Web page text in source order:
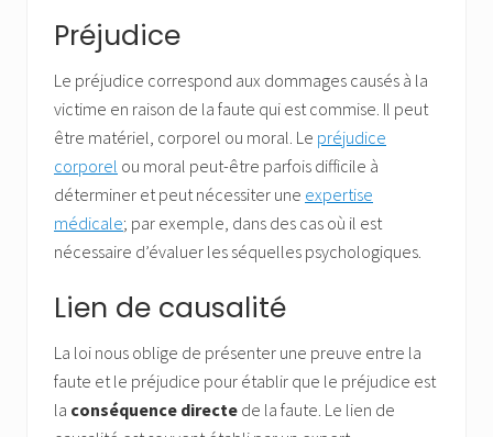
Préjudice
Le préjudice correspond aux dommages causés à la
victime en raison de la faute qui est commise. Il peut
être matériel, corporel ou moral. Le préjudice
corporel ou moral peut-être parfois difficile à
déterminer et peut nécessiter une expertise
médicale; par exemple, dans des cas où il est
nécessaire d’évaluer les séquelles psychologiques.
Lien de causalité
La loi nous oblige de présenter une preuve entre la
faute et le préjudice pour établir que le préjudice est
la conséquence directe de la faute. Le lien de